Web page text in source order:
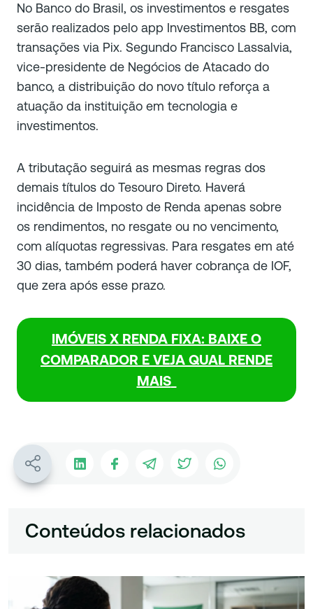
No Banco do Brasil, os investimentos e resgates
serão realizados pelo app Investimentos BB, com
transações via Pix. Segundo Francisco Lassalvia,
vice-presidente de Negócios de Atacado do
banco, a distribuição do novo título reforça a
atuação da instituição em tecnologia e
investimentos.
A tributação seguirá as mesmas regras dos
demais títulos do Tesouro Direto. Haverá
incidência de Imposto de Renda apenas sobre
os rendimentos, no resgate ou no vencimento,
com alíquotas regressivas. Para resgates em até
30 dias, também poderá haver cobrança de IOF,
que zera após esse prazo.
IMÓVEIS X RENDA FIXA: BAIXE O
COMPARADOR E VEJA QUAL RENDE
MAIS
Conteúdos relacionados